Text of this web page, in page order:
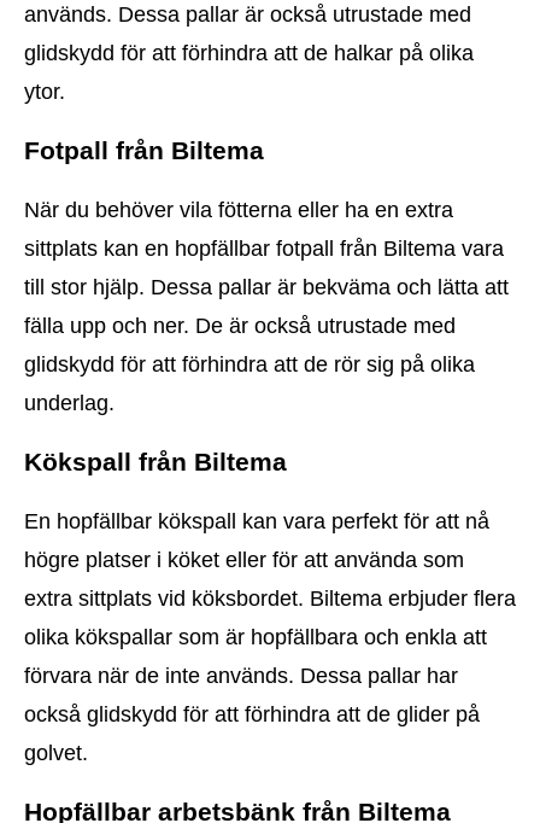
används. Dessa pallar är också utrustade med
glidskydd för att förhindra att de halkar på olika
ytor.
Fotpall från Biltema
När du behöver vila fötterna eller ha en extra
sittplats kan en hopfällbar fotpall från Biltema vara
till stor hjälp. Dessa pallar är bekväma och lätta att
fälla upp och ner. De är också utrustade med
glidskydd för att förhindra att de rör sig på olika
underlag.
Kökspall från Biltema
En hopfällbar kökspall kan vara perfekt för att nå
högre platser i köket eller för att använda som
extra sittplats vid köksbordet. Biltema erbjuder flera
olika kökspallar som är hopfällbara och enkla att
förvara när de inte används. Dessa pallar har
också glidskydd för att förhindra att de glider på
golvet.
Hopfällbar arbetsbänk från Biltema